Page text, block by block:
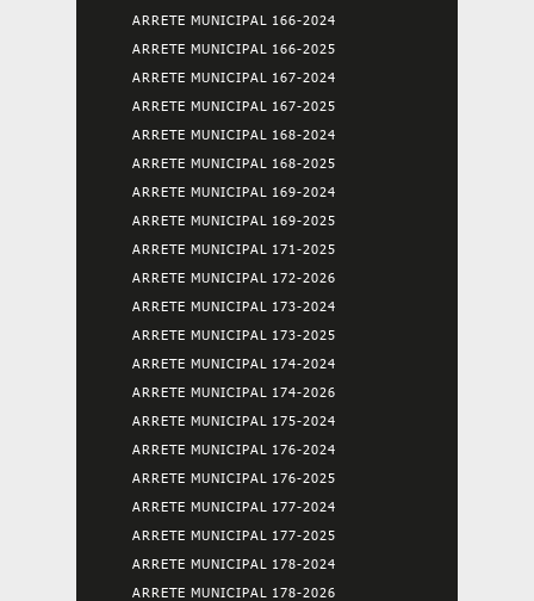
ARRETE MUNICIPAL 166-2024
ARRETE MUNICIPAL 166-2025
ARRETE MUNICIPAL 167-2024
ARRETE MUNICIPAL 167-2025
ARRETE MUNICIPAL 168-2024
ARRETE MUNICIPAL 168-2025
ARRETE MUNICIPAL 169-2024
ARRETE MUNICIPAL 169-2025
ARRETE MUNICIPAL 171-2025
ARRETE MUNICIPAL 172-2026
ARRETE MUNICIPAL 173-2024
ARRETE MUNICIPAL 173-2025
ARRETE MUNICIPAL 174-2024
ARRETE MUNICIPAL 174-2026
ARRETE MUNICIPAL 175-2024
ARRETE MUNICIPAL 176-2024
ARRETE MUNICIPAL 176-2025
ARRETE MUNICIPAL 177-2024
ARRETE MUNICIPAL 177-2025
ARRETE MUNICIPAL 178-2024
ARRETE MUNICIPAL 178-2026